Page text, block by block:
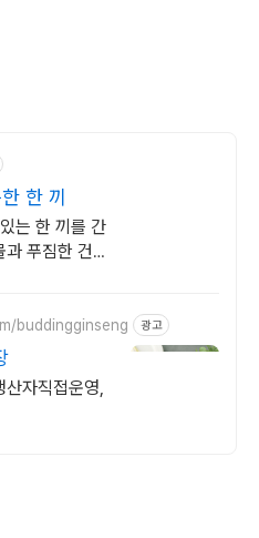
한 끼
는 한 끼를 간
푸짐한 건더
buddingginseng 광고
산자직접운영,